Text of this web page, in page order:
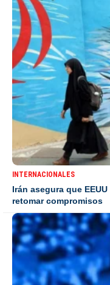
INTERNACIONALES
Irán asegura que
retomar compromisos